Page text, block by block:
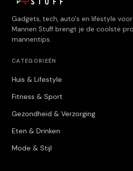
Gadgets, tech, auto's en lifestyle
Mannen Stuff brengt je de coolste
mannentips.
CATEGORIEËN
Huis & Lifestyle
Fitness & Sport
Gezondheid & Verzorging
Eten & Drinken
Mode & Stijl